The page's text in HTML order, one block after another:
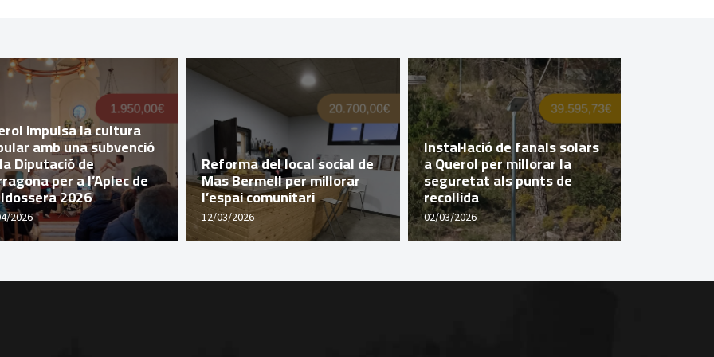
impulsa la cultura
amb una subvenció
Diputació de
per a l’Aplec de
2026
2026
Reforma del local social de
Mas Bermell per millorar
l’espai comunitari
12/03/2026
Instal·lació de fanals solars
a Querol per millorar la
seguretat als punts de
recollida
02/03/2026